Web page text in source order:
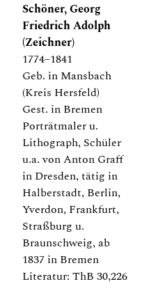
Schöner, Georg
Friedrich Adolph
(Zeichner)
1774–1841
Geb. in Mansbach
(Kreis Hersfeld)
Gest. in Bremen
Porträtmaler u.
Lithograph, Schüler
u.a. von Anton Graff
in Dresden, tätig in
Halberstadt, Berlin,
Yverdon, Frankfurt,
Straßburg u.
Braunschweig, ab
1837 in Bremen
Literatur: ThB 30,226